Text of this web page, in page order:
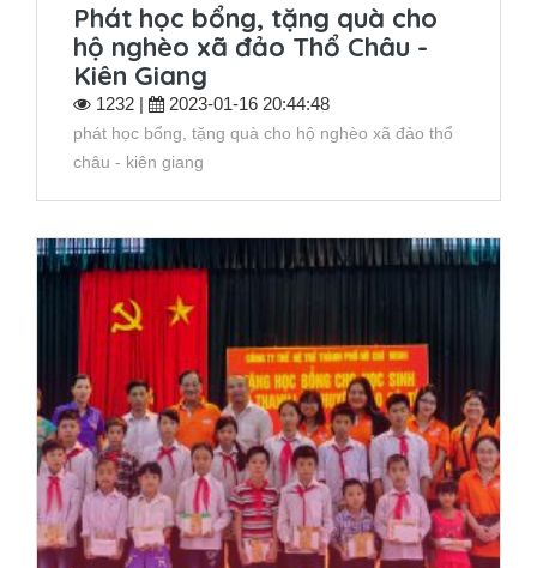
Phát học bổng, tặng quà cho
hộ nghèo xã đảo Thổ Châu -
Kiên Giang
1232 |
2023-01-16 20:44:48
phát học bổng, tặng quà cho hộ nghèo xã đảo thổ
châu - kiên giang